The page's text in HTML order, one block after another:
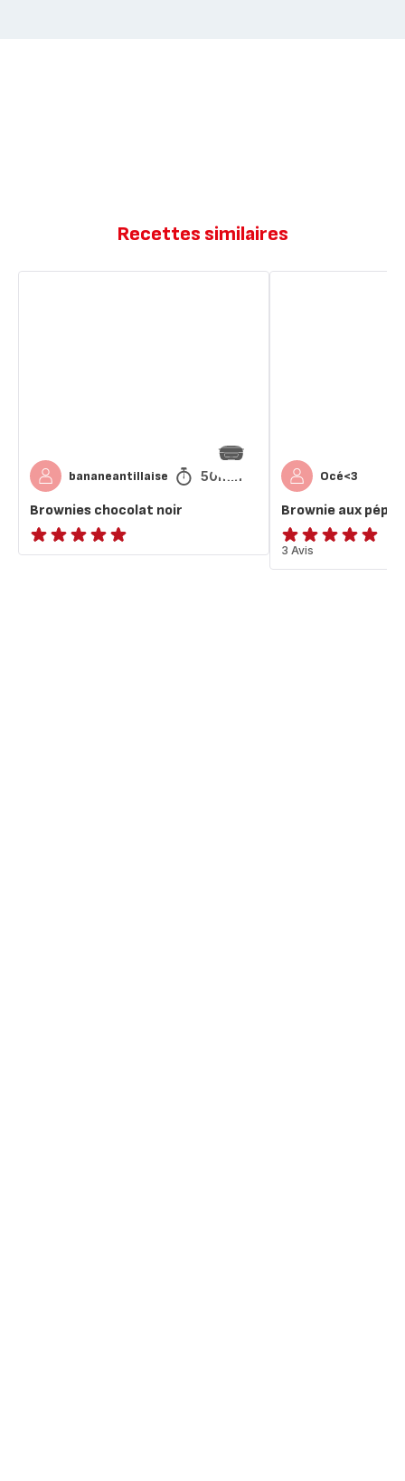
Recettes similaires
bananeantillaise 50min
Brownies chocolat noir
ratings.NaN
Océ<3
Brownie aux
Avis
5
3 Avis